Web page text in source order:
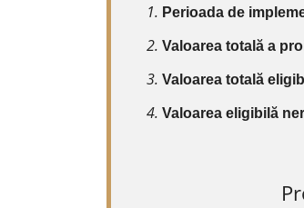
Perioada de
Valoarea totală a
Valoarea totală
Valoarea eligibilă